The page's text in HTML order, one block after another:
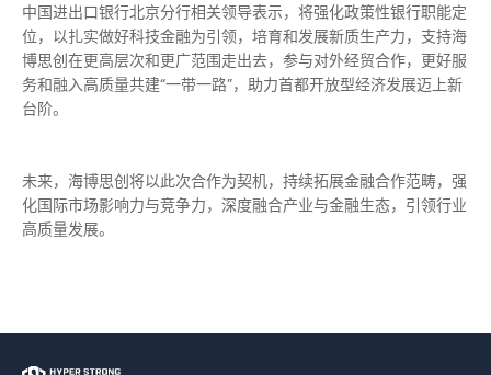
中国进出口银行北京分行相关领导表示，将强化政策性银行职能定
位，以扎实做好科技金融为引领，培育和发展新质生产力，支持海
博思创在更高层次和更广范围走出去，参与对外经贸合作，更好服
务和融入高质量共建“一带一路”，助力首都开放型经济发展迈上新
台阶。
未来，海博思创将以此次合作为契机，持续拓展金融合作范畴，强
化国际市场影响力与竞争力，深度融合产业与金融生态，引领行业
高质量发展。